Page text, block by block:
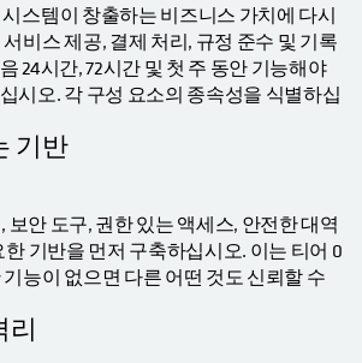
스템이 창출하는 비즈니스 가치에 다시
비스 제공, 결제 처리, 규정 준수 및 기록
24시간, 72시간 및 첫 주 동안 기능해야
시오. 각 구성 요소의 종속성을 식별하십
기반
보안 도구, 권한 있는 액세스, 안전한 대역
기반을 먼저 구축하십시오. 이는 티어 0
능이 없으면 다른 어떤 것도 신뢰할 수